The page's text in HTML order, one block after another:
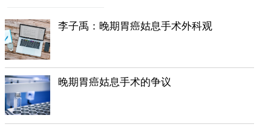
李子禹：晚期胃癌姑息手术外科观
晚期胃癌姑息手术的争议